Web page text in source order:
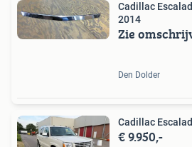
Cadillac
2014
Zie
Den Dolder
Cadillac
€ 9.950,-